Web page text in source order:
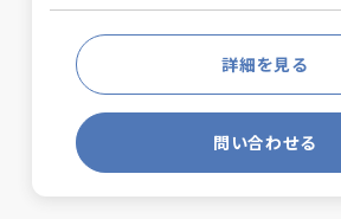
詳細を見る
問い合わせる